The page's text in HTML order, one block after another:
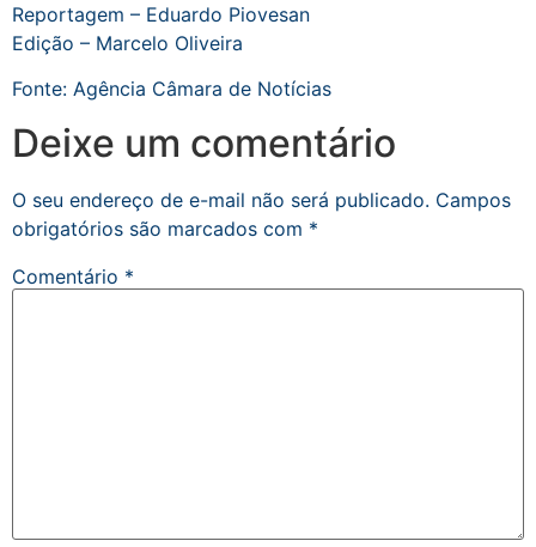
Reportagem – Eduardo Piovesan
Edição – Marcelo Oliveira
Fonte: Agência Câmara de Notícias
Deixe um comentário
O seu endereço de e-mail não será publicado. Campos
obrigatórios são marcados com *
Comentário *